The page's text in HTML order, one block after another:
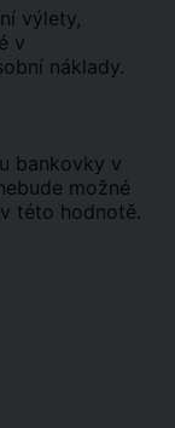
výlety,
v
náklady.
bankovky v
možné
této hodnotě.